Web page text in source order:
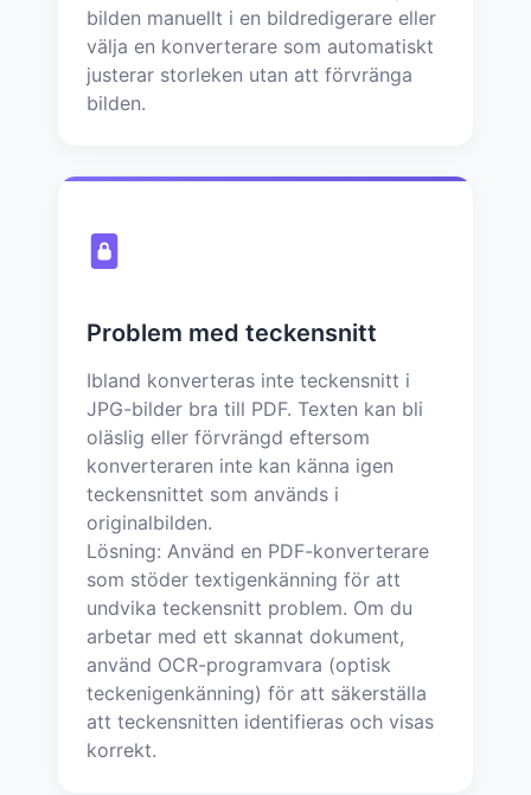
bilden manuellt i en bildredigerare eller
välja en konverterare som automatiskt
justerar storleken utan att förvränga
bilden.
Problem med teckensnitt
Ibland konverteras inte teckensnitt i
JPG-bilder bra till PDF. Texten kan bli
oläslig eller förvrängd eftersom
konverteraren inte kan känna igen
teckensnittet som används i
originalbilden.
Lösning: Använd en PDF-konverterare
som stöder textigenkänning för att
undvika teckensnitt problem. Om du
arbetar med ett skannat dokument,
använd OCR-programvara (optisk
teckenigenkänning) för att säkerställa
att teckensnitten identifieras och visas
korrekt.